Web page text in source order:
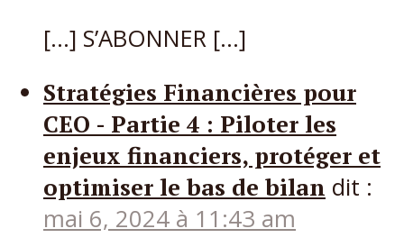
[…] S’ABONNER […]
Stratégies Financières pour
CEO - Partie 4 : Piloter les
enjeux financiers, protéger et
optimiser le bas de bilan dit :
mai 6, 2024 à 11:43 am